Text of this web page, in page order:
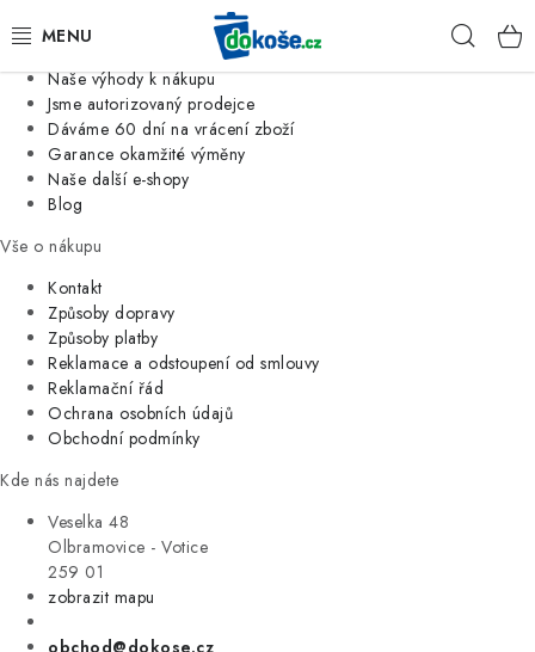
Jsme tradiční česká firma
Naše výhody k nákupu
Jsme autorizovaný prodejce
Dáváme 60 dní na vrácení zboží
Garance okamžité výměny
Naše další e-shopy
Blog
Vše o nákupu
Kontakt
Způsoby dopravy
Způsoby platby
Reklamace a odstoupení od smlouvy
Reklamační řád
Ochrana osobních údajů
Obchodní podmínky
Kde nás najdete
Veselka 48
Olbramovice - Votice
259 01
zobrazit mapu
obchod@dokose.cz
KOŠE
SÁČKY
KUCHYNĚ
ORGANIZACE
DOMÁCNOST
ÚKLID
VÝPRODEJ
ZNAČKY